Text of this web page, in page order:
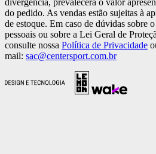
divergência, prevalecerá o valor
do pedido. As vendas estão sujeitas à
de estoque. Em caso de dúvidas sobre
pessoais ou sobre a Lei Geral de
consulte nossa Política de Privacidade
mail: sac@centersport.com.br